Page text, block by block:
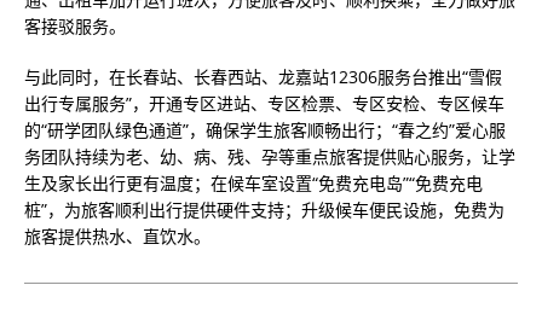
客接驳服务。
与此同时，在长春站、长春西站、龙嘉站12306服务台推出“雪假
出行专属服务”，开通专区进站、专区检票、专区安检、专区候车
的“研学团队绿色通道”，确保学生旅客顺畅出行；“春之约”爱心服
务团队持续为老、幼、病、残、孕等重点旅客提供贴心服务，让学
生及家长出行更有温度；在候车室设置“免费充电岛”“免费充电
桩”，为旅客顺利出行提供硬件支持；升级候车便民设施，免费为
旅客提供热水、直饮水。